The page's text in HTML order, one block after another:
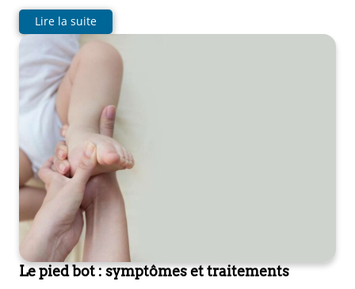
Lire la suite
Le pied bot : symptômes et traitements